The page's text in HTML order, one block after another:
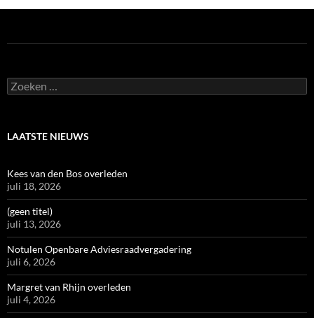
Zoeken
naar:
LAATSTE NIEUWS
Kees van den Bos overleden
juli 18, 2026
(geen titel)
juli 13, 2026
Notulen Openbare Adviesraadvergadering
juli 6, 2026
Margret van Rhijn overleden
juli 4, 2026